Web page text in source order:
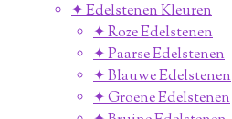
✦ Edelstenen Kleuren
✦ Roze Edelstenen
✦ Paarse Edelstenen
✦ Blauwe Edelstenen
✦ Groene Edelstenen